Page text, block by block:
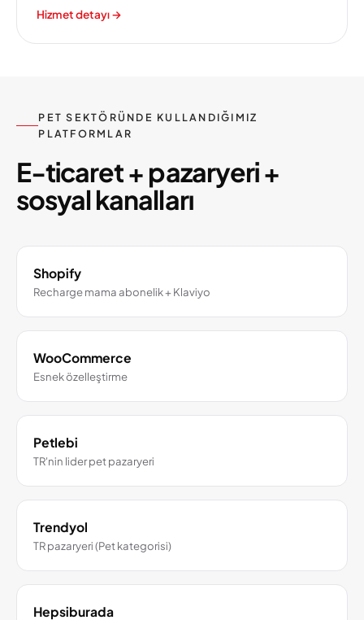
Hizmet detayı→
PET SEKTÖRÜNDE KULLANDIĞIMIZ
PLATFORMLAR
E-ticaret + pazaryeri +
sosyal kanalları
Shopify
Recharge mama abonelik + Klaviyo
WooCommerce
Esnek özelleştirme
Petlebi
TR'nin lider pet pazaryeri
Trendyol
TR pazaryeri (Pet kategorisi)
Hepsiburada